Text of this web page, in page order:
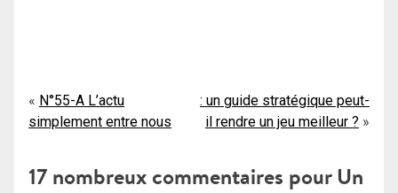
Navigation
de
l’article
N°55-A L’actu
simplement entre nous
: un guide stratégique peut-
il rendre un jeu meilleur ?
17 nombreux commentaires pourUn